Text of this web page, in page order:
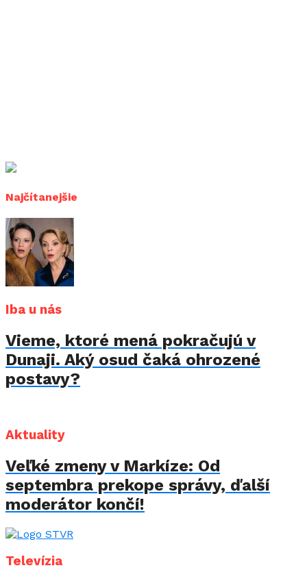
Najčítanejšie
Iba u nás
Vieme, ktoré mená pokračujú v
Dunaji. Aký osud čaká ohrozené
postavy?
Aktuality
Veľké zmeny v Markíze: Od
septembra prekope správy, ďalší
moderátor končí!
Televízia